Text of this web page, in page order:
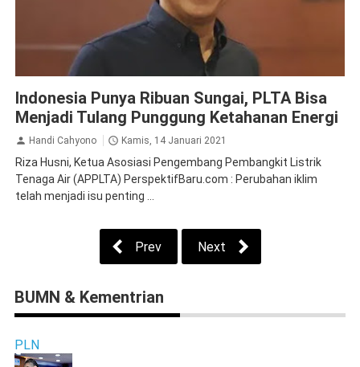
Indonesia Punya Ribuan Sungai, PLTA Bisa
Menjadi Tulang Punggung Ketahanan Energi
Handi Cahyono Kamis, 14 Januari 2021
Riza Husni, Ketua Asosiasi Pengembang Pembangkit Listrik
Tenaga Air (APPLTA) PerspektifBaru.com : Perubahan iklim
telah menjadi isu penting ...
Prev Next
BUMN & Kementrian
PLN